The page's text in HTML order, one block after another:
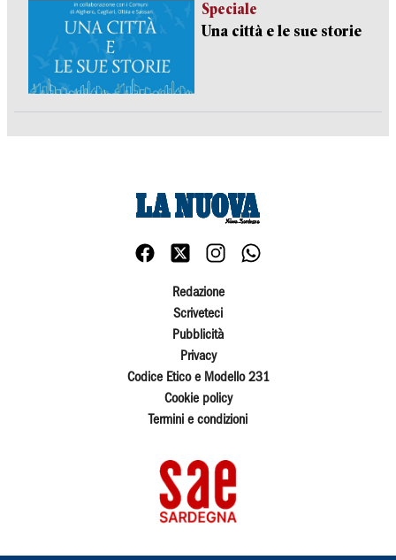
Speciale
Una città e le sue storie
Redazione
Scriveteci
Pubblicità
Privacy
Codice Etico e Modello 231
Cookie policy
Termini e condizioni